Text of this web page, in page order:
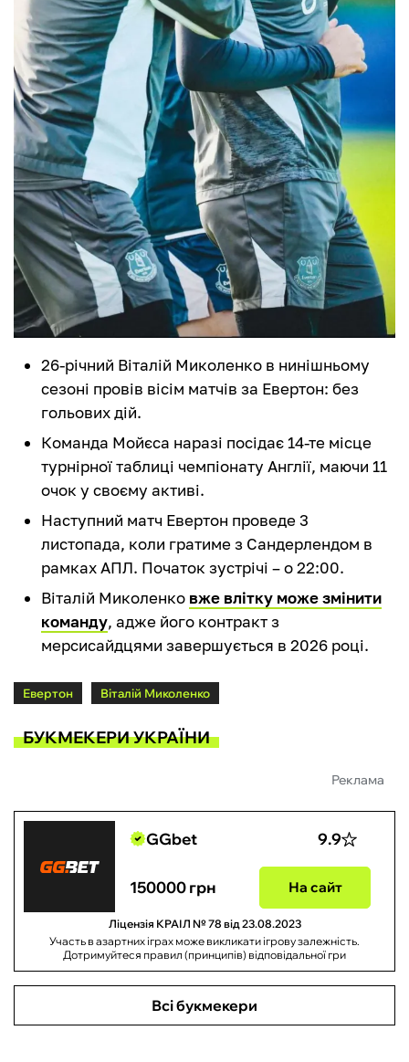
26-річний Віталій Миколенко в нинішньому
сезоні провів вісім матчів за Евертон: без
гольових дій.
Команда Мойєса наразі посідає 14-те місце
турнірної таблиці чемпіонату Англії, маючи 11
очок у своєму активі.
Наступний матч Евертон проведе 3
листопада, коли гратиме з Сандерлендом в
рамках АПЛ. Початок зустрічі – о 22:00.
Віталій Миколенко вже влітку може змінити
команду, адже його контракт з
мерсисайдцями завершується в 2026 році.
Евертон Віталій Миколенко
БУКМЕКЕРИ УКРАЇНИ
Реклама
GGbet 9.9
150000 грн На сайт
Ліцензія КРАІЛ № 78 від 23.08.2023
Участь в азартних іграх може викликати ігрову залежність.
Дотримуйтеся правил (принципів) відповідальної гри
Всі букмекери